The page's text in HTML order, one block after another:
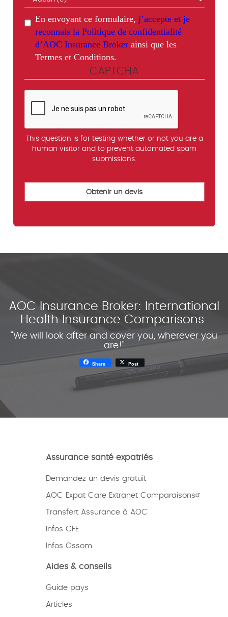
En envoyant ce formulaire, j’accepte et je
reconnais la Politique de confidentialité
d’AOC Insurance Brokerainsi que les
Termes et Conditions.
CAPTCHA
This question is for testing whether or not you are a
human visitor and to prevent automated spam
submissions.
AOC Insurance Broker: International
Health Insurance Comparisons
"We will look after and cover you, wherever you
are!"
Share Post
Assurance santé expatriés
Demandez un devis gratuit
AOC Expat Care Extranet Comparaisons
Transfert Assurance à AOC
Infos CFE
Infos Ossom
Aides & conseils
Guide pays
Articles